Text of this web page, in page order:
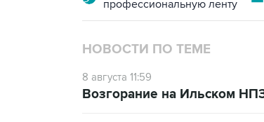
профессиональную ленту
НОВОСТИ ПО ТЕМЕ
8 августа 11:59
Возгорание на Ильском